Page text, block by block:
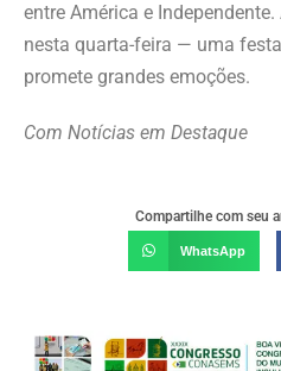
entre América e
nesta quarta-feira — uma
promete grandes emoções.
Com Notícias em Destaque
Compartilhe com seu
WhatsApp